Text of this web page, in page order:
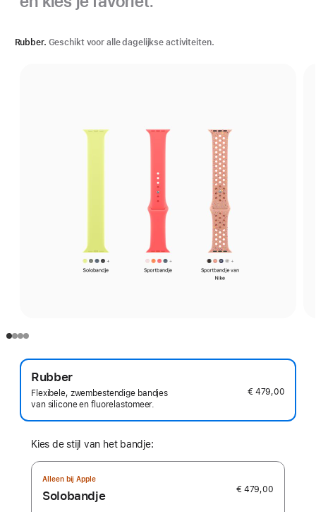
Rubber. Geschikt voor alle dagelijkse activiteiten.
Rubber
Flexibele, zwembestendige bandjes
van silicone en fluorelastomeer.
€ 479,00
Kies de stijl van het bandje:
Alleen bij Apple
Solobandje € 479,00